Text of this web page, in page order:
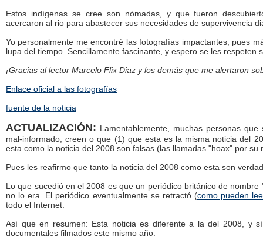
Estos indígenas se cree son nómadas, y que fueron
acercaron al rio para abastecer sus necesidades de supervivencia
Yo personalmente me encontré las fotografías impactantes, pues
lupa del tiempo. Sencillamente fascinante, y espero se les
¡Gracias al lector Marcelo Flix Diaz y los demás que me alertaron
Enlace oficial a las fotografías
fuente de la noticia
ACTUALIZACIÓN: Lamentablemente, muchas personas
mal-informado, creen o que (1) que esta es la misma noticia del
esta como la noticia del 2008 son falsas (las llamadas "hoax" por su
Pues les reafirmo que tanto la noticia del 2008 como esta son
Lo que sucedió en el 2008 es que un periódico británico de
no lo era. El periódico eventualmente se retractó (como pueden
todo el Internet.
Así que en resumen: Esta noticia es diferente a la del 2008, y
documentales filmados este mismo año.